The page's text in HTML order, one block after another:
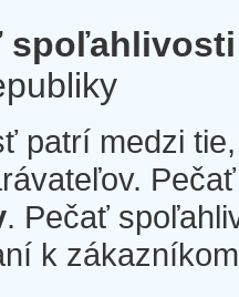
spoľahlivosti
patrí medzi
. Pečať
k